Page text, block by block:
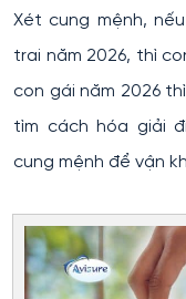
Xét cung mệnh,
trai năm 2026, thì
con gái năm 2026
tìm cách hóa giải
cung mệnh để vận